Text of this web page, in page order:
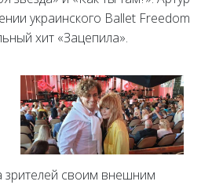
украинского Ballet Freedom
хит «Зацепила».
зрителей своим внешним